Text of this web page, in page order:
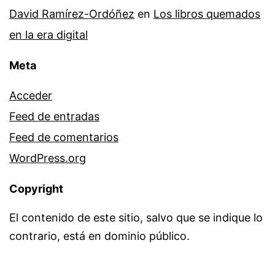
David Ramírez-Ordóñez en Los libros quemados
en la era digital
Meta
Acceder
Feed de entradas
Feed de comentarios
WordPress.org
Copyright
El contenido de este sitio, salvo que se indique lo
contrario, está en dominio público.